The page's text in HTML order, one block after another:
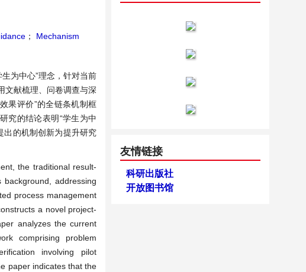
；
Mechanism
为中心”理念，针对当前
文献梳理、问卷调查与深
果评价”的全链条机制框
究的结论表明“学生为中
出的机制创新为提升研究
the traditional result-
addressing
process management
a novel project-
analyzes the current
comprising problem
involving pilot
paper indicates that the
友情链接
科研出版社
开放图书馆